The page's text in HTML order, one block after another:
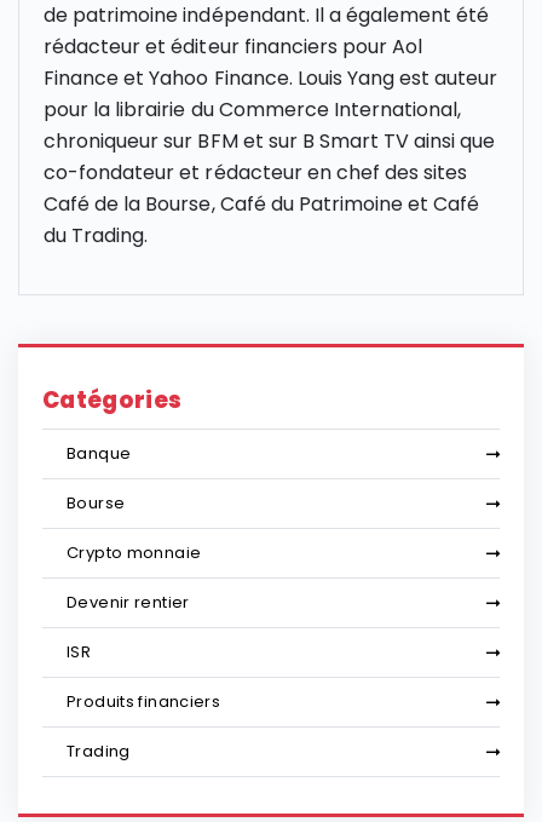
de patrimoine indépendant. Il a également été
rédacteur et éditeur financiers pour Aol
Finance et Yahoo Finance. Louis Yang est auteur
pour la librairie du Commerce International,
chroniqueur sur BFM et sur B Smart TV ainsi que
co-fondateur et rédacteur en chef des sites
Café de la Bourse, Café du Patrimoine et Café
du Trading.
Catégories
Banque
Bourse
Crypto monnaie
Devenir rentier
ISR
Produits financiers
Trading